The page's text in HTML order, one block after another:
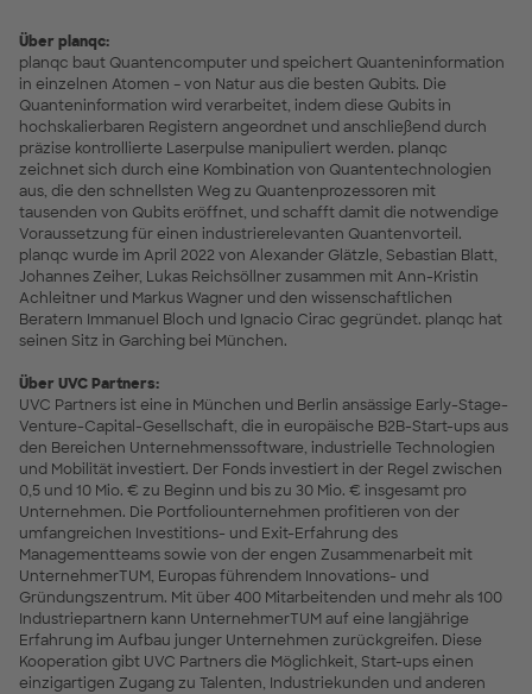
Über planqc:
planqc baut Quantencomputer und speichert Quanteninformation
in einzelnen Atomen – von Natur aus die besten Qubits. Die
Quanteninformation wird verarbeitet, indem diese Qubits in
hochskalierbaren Registern angeordnet und anschließend durch
präzise kontrollierte Laserpulse manipuliert werden. planqc
zeichnet sich durch eine Kombination von Quantentechnologien
aus, die den schnellsten Weg zu Quantenprozessoren mit
tausenden von Qubits eröffnet, und schafft damit die notwendige
Voraussetzung für einen industrierelevanten Quantenvorteil.
planqc wurde im April 2022 von Alexander Glätzle, Sebastian Blatt,
Johannes Zeiher, Lukas Reichsöllner zusammen mit Ann-Kristin
Achleitner und Markus Wagner und den wissenschaftlichen
Beratern Immanuel Bloch und Ignacio Cirac gegründet. planqc hat
seinen Sitz in Garching bei München.
Über UVC Partners:
UVC Partners ist eine in München und Berlin ansässige Early-Stage-
Venture-Capital-Gesellschaft, die in europäische B2B-Start-ups aus
den Bereichen Unternehmenssoftware, industrielle Technologien
und Mobilität investiert. Der Fonds investiert in der Regel zwischen
0,5 und 10 Mio. € zu Beginn und bis zu 30 Mio. € insgesamt pro
Unternehmen. Die Portfoliounternehmen profitieren von der
umfangreichen Investitions- und Exit-Erfahrung des
Managementteams sowie von der engen Zusammenarbeit mit
UnternehmerTUM, Europas führendem Innovations- und
Gründungszentrum. Mit über 400 Mitarbeitenden und mehr als 100
Industriepartnern kann UnternehmerTUM auf eine langjährige
Erfahrung im Aufbau junger Unternehmen zurückgreifen. Diese
Kooperation gibt UVC Partners die Möglichkeit, Start-ups einen
einzigartigen Zugang zu Talenten, Industriekunden und anderen